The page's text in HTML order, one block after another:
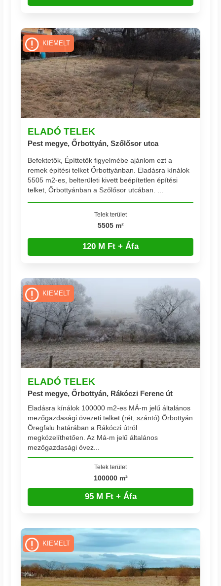
ELADÓ TELEK
Pest megye, Őrbottyán, Szőlősor utca
Befektetők, Építtetők figyelmébe ajánlom ezt a
remek építési telket Őrbottyánban. Eladásra kínálok
5505 m2-es, belterületi kivett beépítetlen építési
telket, Őrbottyánban a Szőlősor utcában. ...
Telek terület
5505 m²
120 M Ft + Áfa
KIEMELT
ELADÓ TELEK
Pest megye, Őrbottyán, Rákóczi Ferenc út
Eladásra kínálok 100000 m2-es MÁ-m jelű általános
mezőgazdasági övezeti telket (rét, szántó) Őrbottyán
Öregfalu határában a Rákóczi útról
megközelíthetően. Az Má-m jelű általános
mezőgazdasági övez...
Telek terület
100000 m²
95 M Ft + Áfa
KIEMELT
KIEMELT